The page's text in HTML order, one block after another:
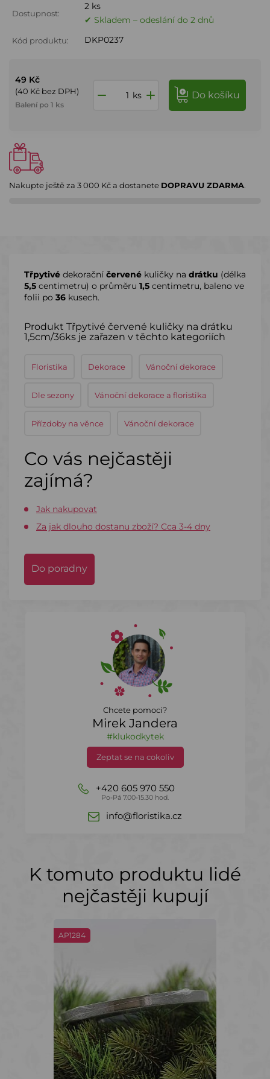
Dostupnost:
2 ks
✔ Skladem – odeslání do 2 dnů
Kód produktu: DKP0237
49 Kč
(40 Kč bez DPH)
Balení po 1 ks
ks do košíku
Nakupte ještě za 3 000 Kča dostanete DOPRAVU ZDARMA.
Třpytivé dekorační červené kuličky na drátku (délka
5,5 centimetru) o průměru 1,5 centimetru, baleno ve
folii po 36 kusech.
Produkt Třpytivé červené kuličky na drátku
1,5cm/36ks je zařazen v těchto kategoriích
Floristika Dekorace Vánoční dekorace
Dle sezony Vánoční dekorace a floristika
Přízdoby na věnce Vánoční dekorace
Co vás nejčastěji
zajímá?
Jak nakupovat
Za jak dlouho dostanu zboží? Cca 3-4 dny
Do poradny
Chcete pomoci?
Mirek Jandera
#klukodkytek
Zeptat se na cokoliv
+420 605 970 550
Po-Pá 7.00-15.30 hod.
info@floristika.cz
K tomuto produktu lidé
nejčastěji kupují
AP1284